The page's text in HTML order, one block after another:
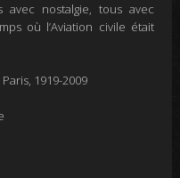
avec nostalgie, tous avec
où l’Aviation civile était
1919-2009